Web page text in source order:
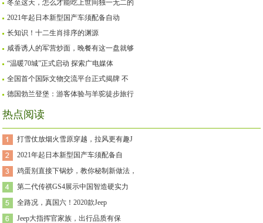
冬至这天，怎么才能吃上世间独一无二的
2021年起日本新型国产车须配备自动
长知识！十二生肖排序的渊源
咸香诱人的军营炒面，晚餐有这一盘就够
“温暖70城”正式启动 探索广电媒体
全国首个国际文物交流平台正式揭牌 不
德国勃兰登堡：游客体验与羊驼徒步旅行
热点阅读
打雪仗放烟火雪原穿越，拉风更有趣J
2021年起日本新型国产车须配备自
鸡蛋别直接下锅炒，教你秘制新做法，
第二代传祺GS4展示中国智造硬实力
全路况，真国六！2020款Jeep
Jeep大指挥官家族，出行品质有保